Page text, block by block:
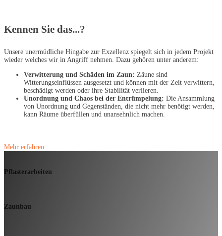
Kennen Sie das...?
Unsere unermüdliche Hingabe zur Exzellenz spiegelt sich in jedem Projekt
wieder welches wir in Angriff nehmen. Dazu gehören unter anderem:
Verwitterung und Schäden im Zaun: Zäune sind
Witterungseinflüssen ausgesetzt und können mit der Zeit verwittern,
beschädigt werden oder ihre Stabilität verlieren.
Unordnung und Chaos bei der Entrümpelung: Die Ansammlung
von Unordnung und Gegenständen, die nicht mehr benötigt werden,
kann Räume überfüllen und unansehnlich machen.
Mehr erfahren
Pflasterarbeiten
Zaunbau